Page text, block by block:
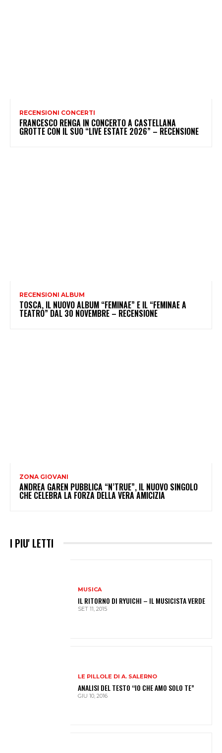
RECENSIONI CONCERTI
FRANCESCO RENGA IN CONCERTO A CASTELLANA
GROTTE CON IL SUO “LIVE ESTATE 2026” – RECENSIONE
RECENSIONI ALBUM
TOSCA, IL NUOVO ALBUM “FEMINAE” E IL “FEMINAE A
TEATRO” DAL 30 NOVEMBRE – RECENSIONE
ZONA GIOVANI
ANDREA GAREN PUBBLICA “N’TRUE”, IL NUOVO SINGOLO
CHE CELEBRA LA FORZA DELLA VERA AMICIZIA
I PIU' LETTI
MUSICA
IL RITORNO DI RYUICHI – IL MUSICISTA VERDE
SET 11, 2015
LE PILLOLE DI A. SALERNO
ANALISI DEL TESTO “IO CHE AMO SOLO TE”
GIU 10, 2016